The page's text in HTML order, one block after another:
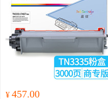
¥ 457.00